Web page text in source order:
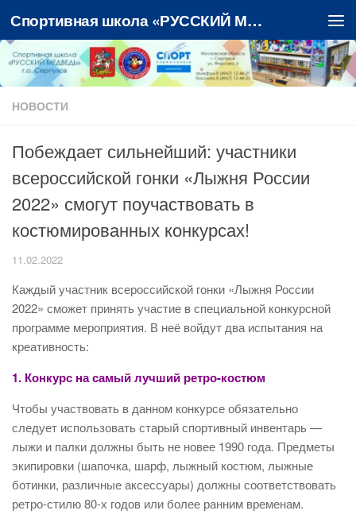
Перейти к содержимому Спортивная школа «РУССКИЙ МЕДВЕДЬ»
НОВОСТИ
Побеждает сильнейший: участники
всероссийской гонки «Лыжня России
2022» смогут поучаствовать в
костюмированных конкурсах!
11.02.2022
Каждый участник всероссийской гонки «Лыжня России
2022» сможет принять участие в специальной конкурсной
программе мероприятия. В неё войдут два испытания на
креативность:
1. Конкурс на самый лучший ретро-костюм
Чтобы участвовать в данном конкурсе обязательно
следует использовать старый спортивный инвентарь —
лыжи и палки должны быть не новее 1990 года. Предметы
экипировки (шапочка, шарф, лыжный костюм, лыжные
ботинки, различные аксессуары) должны соответствовать
ретро-стилю 80-х годов или более ранним временам.